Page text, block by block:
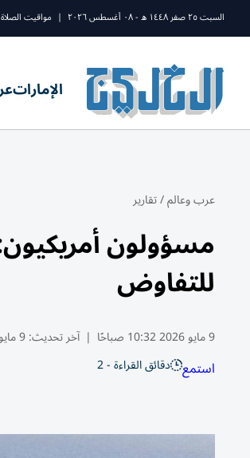
السبت ٢٥ صفر ١٤٤٨ ه - ٠٨ أغسطس ٢٠٢٦ | مواقيت الصلاة
الإمارات
عرب وعالم/تقارير
مسؤولون
للتفاوض
9 مايو 2026 10:32 صباحًا | آخر تحديث:9 مايو 10:52 2026
استمع دقائق القراءة - 2